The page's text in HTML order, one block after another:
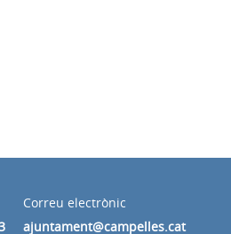
Correu electrònic
ajuntament@campelles.cat